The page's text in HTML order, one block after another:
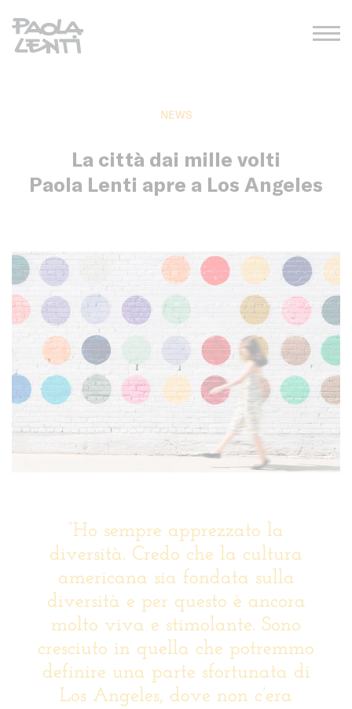
NEWS
La città dai mille volti
Paola Lenti apre a Los Angeles
“Ho sempre apprezzato la
diversità. Credo che la cultura
americana sia fondata sulla
diversità e per questo è ancora
molto viva e stimolante. Sono
cresciuto in quella che potremmo
definire una parte sfortunata di
Los Angeles, dove non c’era